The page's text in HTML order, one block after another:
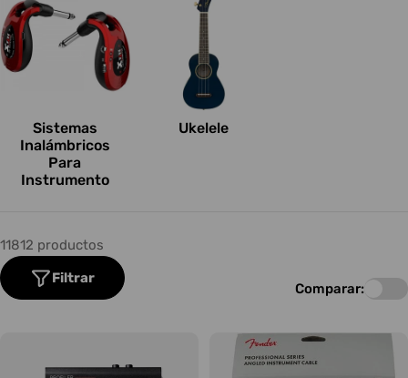
Sistemas
Inalámbricos
Para
Instrumento
Ukelele
11812 productos
Filtrar
Comparar: